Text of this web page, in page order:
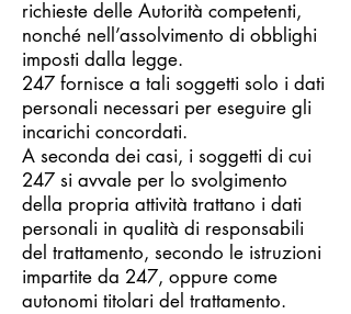
richieste delle Autorità competenti,
nonché nell’assolvimento di obblighi
imposti dalla legge.
247 fornisce a tali soggetti solo i dati
personali necessari per eseguire gli
incarichi concordati.
A seconda dei casi, i soggetti di cui
247 si avvale per lo svolgimento
della propria attività trattano i dati
personali in qualità di responsabili
del trattamento, secondo le istruzioni
impartite da 247, oppure come
autonomi titolari del trattamento.